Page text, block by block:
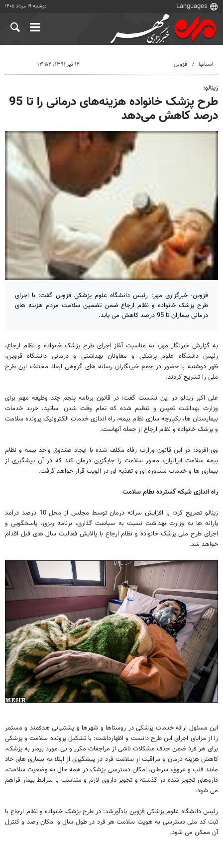
دوشنبه ۱۹ مرداد ۱۴۰۵
استانها قزوین ۱۲ تیر ۱۳۹۱، ۱۳:۵۲
زینالو:
طرح پزشک خانواده هزینه‌های درمانی را تا 95
درصد کاهش می‌دهد
قزوین- خبرگزاری مهر: رئیس دانشگاه علوم پزشکی قزوین گفت: با اجرای
طرح پزشک خانواده و نظام ارجاع ضمن تضمین سلامت مردم هزینه های
درمانی بیماران تا 95 درصد کاهش می یابد.
به گزارش خبرنگار مهر، به مناسبت آغاز اجرای طرح پزشک خانواده و نظام ارجاع،
رئیس دانشگاه علوم پزشکی و معاونان بهداشتی و درمانی دانشگاه قزوین،
ظهر دوشنبه با حضور در جمع خبرنگاران رسانه های گروهی ابعاد مختلف این طرح
ملی را تشریح کردند.
علی اکبر زینالو در این نشست گفت: در قانون برنامه پنجم چند وظیفه مهم برای
وزارت بهداشت تعیین و تنظیم شده که تمام وقت شدن اساتید، خرید خدمات
بیمارستان ها، یکپارچه سازی نظام بیمه، راه اندازی خدمات الکترونیک پرونده سلامت
و پزشک خانواده و نظام ارجاع از جمله آنهاست.
وی افزود: در این قانون وزارت رفاه مکلف شده با ایجاد صندوق واحد بیمه و نظام
بیمه سلامت ایرانیان، محور سلامت را جایگزین درمان کند که در آن پیشگیری از
بیماری ها و خدمات مشاوره ای و تغذیه ای در الویت قرار خواهد گرفت.
راه اندازی شبکه گسترده نظام سلامت
زینالو تصریح کرد: با افزایش سرانه درمان توسط مجلس از محل 10 درصد درآمد
یارانه ها به وزارت بهداشت نسبت به سیاست گذاری، برنامه ریزی، پاسخگویی و
اجرای طرح ملی پزشک خانواده و نظام ارجاع با پالایش فعالیت سال های قبل اقدام
خواهد شد.
این مسئول ارائه خدمات پزشکی در روستاها و شهرها و پشتیبانی هدفمند و مستمر
را از مزایای اجرای این طرح دانست و اظهارداشت: با تشکیل پرونده سلامت و پزشکی
برای هر فرد ضمن حذف مشکلات ناشی از مراجعات مکرر و بی مورد بیمار به پزشک،
کاهش هزینه درمان و مراقبت از سلامت فرد در پیشگیری از ابتلا به بیماری های حاد
مانند قلب و عروق، سرطان، امکان دسترسی پزشک در همه حال به وضعیت سلامت،
داروهای تجویز شده در گذشته و تجویز داروی لازم و متناسب با شرایط بیمار فراهم
می شود.
رئیس دانشگاه علوم پزشکی قزوین یادآورشد: در طرح پزشک خانواده و نظام ارجاع با
ثبت کد ملی دسترسی به هویت سلامت هر فرد در طول سال و امکان رصد و کنترل
آن ممکن می شود.